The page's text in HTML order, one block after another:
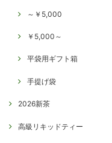
～￥5,000
￥5,000～
平袋用ギフト箱
手提げ袋
2026新茶
高級リキッドティー